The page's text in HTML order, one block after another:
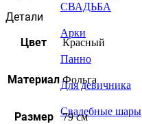
СВАДЬБА
Арки
Панно
Для девичника
Свадебные шары
Детали
Цвет
Красный
Материал Фольга
Размер 79 см